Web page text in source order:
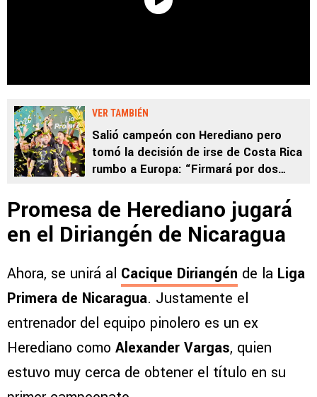
VER TAMBIÉN
Salió campeón con Herediano pero
tomó la decisión de irse de Costa Rica
rumbo a Europa: “Firmará por dos
Promesa de Herediano jugará
en el Diriangén de Nicaragua
Ahora, se unirá al Cacique Diriangén de la Liga
Primera de Nicaragua. Justamente el
entrenador del equipo pinolero es un ex
Herediano como Alexander Vargas, quien
estuvo muy cerca de obtener el título en su